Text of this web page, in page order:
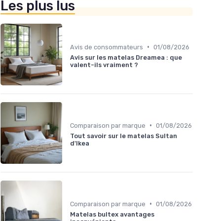
Les plus lus
Avis de consommateurs • 01/08/2026
Avis sur les matelas Dreamea : que
valent-ils vraiment ?
Comparaison par marque • 01/08/2026
Tout savoir sur le matelas Sultan
d'Ikea
Comparaison par marque • 01/08/2026
Matelas bultex avantages